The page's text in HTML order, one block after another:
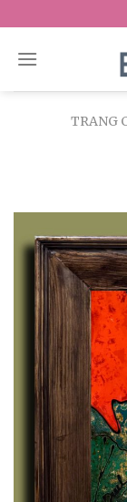
to
content
TRANG